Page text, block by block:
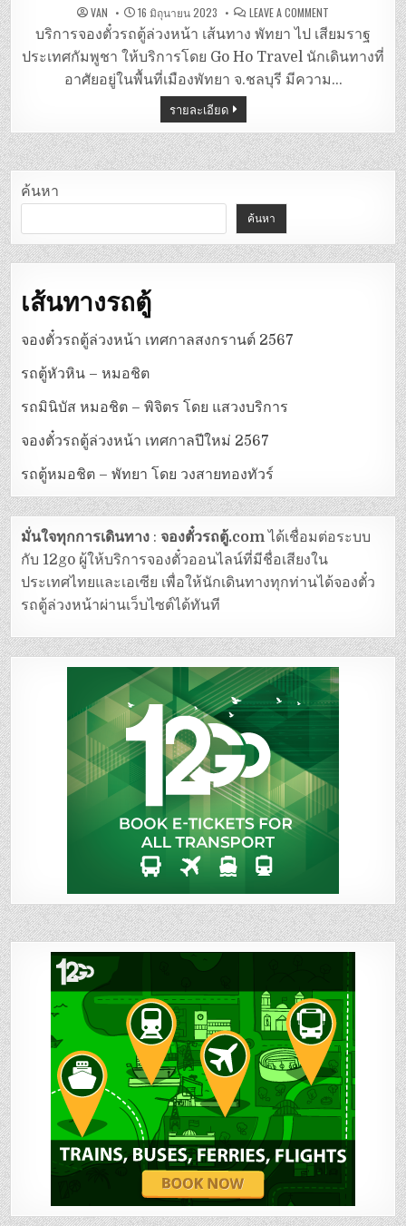
VAN 16 มิถุนายน 2023 LEAVE A COMMENT
ตู้
พัทยา
–
เสีย
มราฐ
(
GO
HO
TRAVEL
บริการจองตั๋วรถตู้ล่วงหน้า เส้นทาง พัทยา ไป เสียมราฐ
ประเทศกัมพูชา ให้บริการโดย Go Ho Travel นักเดินทางที่
อาศัยอยู่ในพื้นที่เมืองพัทยา จ.ชลบุรี มีความ…
รายละเอียด
ค้นหา
ค้นหา
เส้นทางรถตู้
จองตั๋วรถตู้ล่วงหน้า เทศกาลสงกรานต์ 2567
รถตู้หัวหิน – หมอชิต
รถมินิบัส หมอชิต – พิจิตร โดย แสวงบริการ
จองตั๋วรถตู้ล่วงหน้า เทศกาลปีใหม่ 2567
รถตู้หมอชิต – พัทยา โดย วงสายทองทัวร์
มั่นใจทุกการเดินทาง :จองตั๋วรถตู้.comได้เชื่อมต่อระบบ
กับ 12go ผู้ให้บริการจองตั๋วออนไลน์ที่มีชื่อเสียงใน
ประเทศไทยและเอเซีย เพื่อให้นักเดินทางทุกท่านได้จองตั๋ว
รถตู้ล่วงหน้าผ่านเว็บไซต์ได้ทันที